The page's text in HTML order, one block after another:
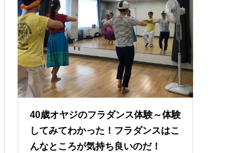
40歳オヤジのフラダンス体験～体験
してみてわかった！フラダンスはこ
んなところが気持ち良いのだ！